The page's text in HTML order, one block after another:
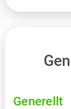
Generellt